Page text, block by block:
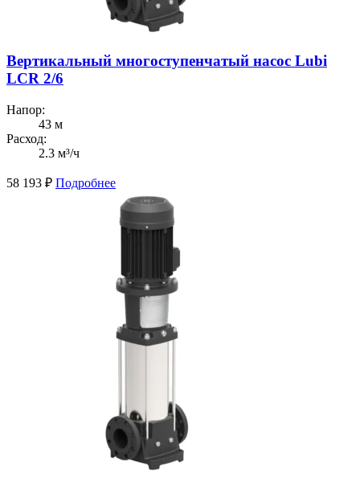
Вертикальный многоступенчатый насос Lubi
LCR 2/6
Напор:
43 м
Расход:
2.3 м³/ч
58 193 ₽ Подробнее